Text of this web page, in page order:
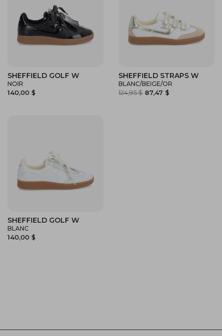
SHEFFIELD GOLF W
NOIR
140,00 $
SHEFFIELD STRAPS W
BLANC/BEIGE/OR
124,95 $ 87,47 $
SHEFFIELD GOLF W
BLANC
140,00 $